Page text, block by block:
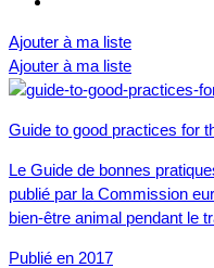
Ajouter à ma liste
Ajouter à ma liste
Guide to good practices for
Le Guide de bonnes
publié par la Commission
bien-être animal pendant le
Publié en 2017